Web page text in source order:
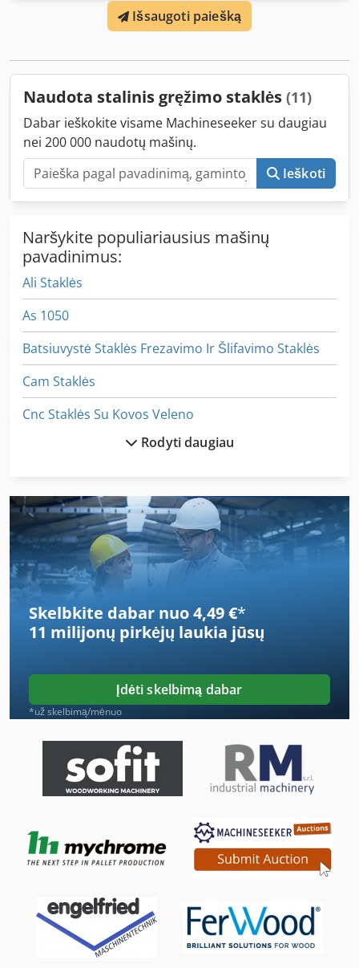
weight approx.: 0.072 t Space requirement approx.: 0.7 x
0.4 x 1.1 m Robust bench drill with self-tightening drill
Išsaugoti paiešką
Naudota stalinis gręžimo staklės (11)
Dabar ieškokite visame Machineseeker su daugiau
nei 200 000 naudotų mašinų.
Ieškoti
Naršykite populiariausius mašinų
pavadinimus:
Ali Staklės
As 1050
Batsiuvystė Staklės Frezavimo Ir Šlifavimo Staklės
Cam Staklės
Cnc Staklės Su Kovos Veleno
Iš Anksto Dengtos
Kaip Susisiekti Su Ratukais
Kaip Susisiekti Su Šlifavimo Staklės
Laikiklis Su Velenu
Nė Vienas
Padažas Šukos Ir Obliavimo Storio
Pin Pjovimo Staklės
Ro Pjovimo Staklės
Ro Šlifavimo Staklės
St Spausdinimo Sistemos
Stalo Pjūklas Su Stumdomas Stalas
Stalo Žirklės Alavo Metalo Žirklės Su Ežektoriumi
Statybinės Ir Griovimo Atliekos
Rodyti daugiau
Skelbkite dabar nuo 4,49 €*
11 milijonų pirkėjų laukia jūsų
Įdėti skelbimą dabar
*už skelbimą/mėnuo